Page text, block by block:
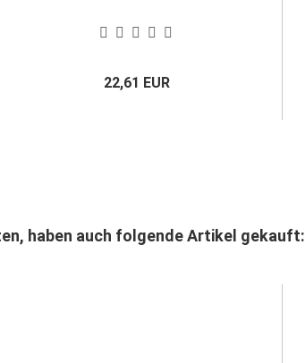
22,61 EUR
haben auch folgende Artikel gekauft: